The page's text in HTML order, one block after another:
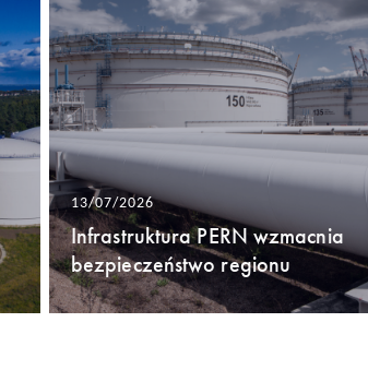
13/07/2026
Infrastruktura PERN wzmacnia
bezpieczeństwo regionu